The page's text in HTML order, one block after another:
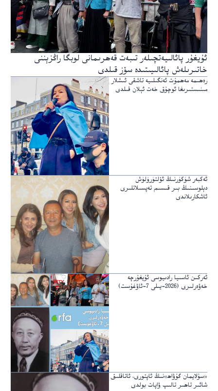
ئۇيغۇر پائالىيەتچىلەر تىبەت قەھرىمانى لوبگا راڭزېننى
خاتىرىلەش پائالىيىتىدە سۆز قىلدى
رەھىمە مەھمۇت ئەنگىلىيە تاشقى ئىشلار
مىنىستىرىغا ئوچۇق خەت ئېلان قىلدى
ئەكبەر شۈكۈرنىڭ ئۆلتۈرۈلۈش
دېلوسىنىڭ بىر قىسىم تەپسىلاتلىرى
ئاشكارىلاندى
ئەركىن ئاسىيا رادىيوسى ئۇيغۇرچە
خەۋەرلىرى (2026-يىلى 7-ئاۋغۇست)
«سۇلايمان گۇۋاھ»نىڭ ئاپتورى، ئاتاقلىق
شائىر تاھىر تالىپ ۋاپات بولدى